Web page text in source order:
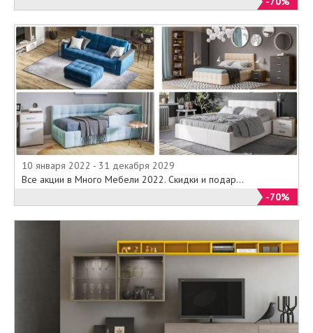
10 января 2022 - 31 декабря 2029
Все акции в Много Мебели 2022. Скидки и подар...
-70%